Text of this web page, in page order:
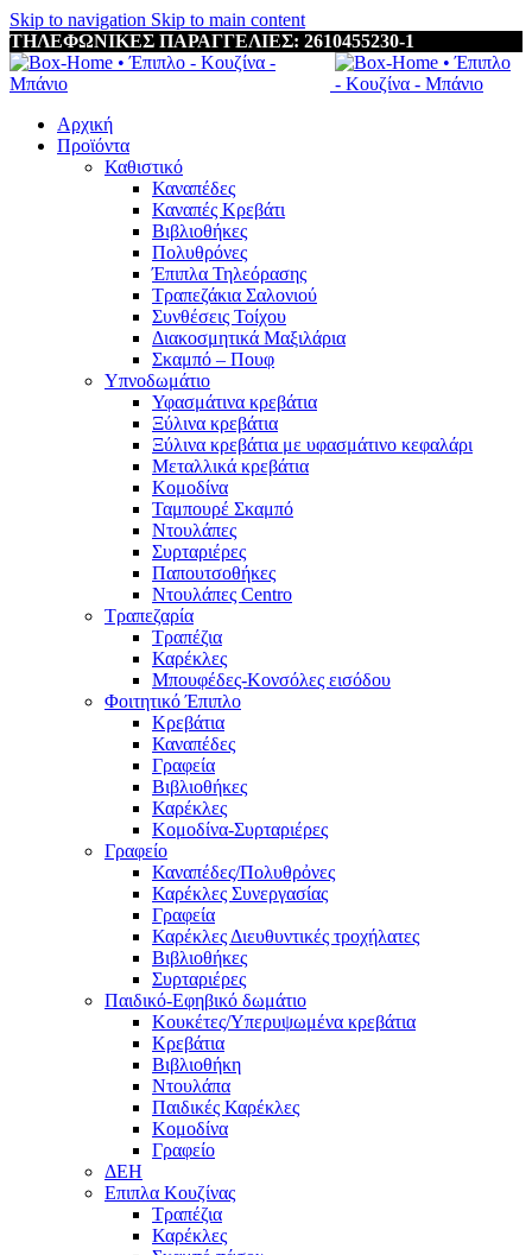
Skip to navigation Skip to main content
ΤΗΛΕΦΩΝΙΚΕΣ ΠΑΡΑΓΓΕΛΙΕΣ: 2610455230-1
Αρχική
Προϊόντα
Καθιστικό
Καναπέδες
Καναπές Κρεβάτι
Βιβλιοθήκες
Πολυθρόνες
Έπιπλα Τηλεόρασης
Τραπεζάκια Σαλονιού
Συνθέσεις Τοίχου
Διακοσμητικά Μαξιλάρια
Σκαμπό – Πουφ
Υπνοδωμάτιο
Υφασμάτινα κρεβάτια
Ξύλινα κρεβάτια
Ξύλινα κρεβάτια με υφασμάτινο κεφαλάρι
Mεταλλικά κρεβάτια
Κομοδίνα
Ταμπουρέ Σκαμπό
Ντουλάπες
Συρταριέρες
Παπουτσοθήκες
Ντουλάπες Centro
Τραπεζαρία
Τραπέζια
Καρέκλες
Μπουφέδες-Κονσόλες εισόδου
Φοιτητικό Έπιπλο
Κρεβάτια
Καναπέδες
Γραφεία
Βιβλιοθήκες
Καρέκλες
Κομοδίνα-Συρταριέρες
Γραφείο
Καναπέδες/Πολυθρὀνες
Καρέκλες Συνεργασίας
Γραφεία
Καρέκλες Διευθυντικές τροχήλατες
Βιβλιοθήκες
Συρταριέρες
Παιδικό-Εφηβικό δωμάτιο
Κουκέτες/Υπερυψωμένα κρεβάτια
Κρεβάτια
Βιβλιοθήκη
Ντουλάπα
Παιδικές Καρέκλες
Κομοδίνα
Γραφείο
ΔΕΗ
Επιπλα Κουζίνας
Τραπέζια
Καρέκλες